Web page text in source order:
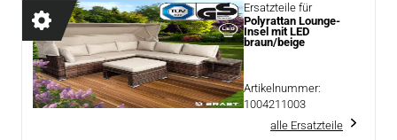
Ersatzteile für
Polyrattan Lounge-
Insel mit LED
braun/beige
Artikelnummer:
1004211003
alle Ersatzteile